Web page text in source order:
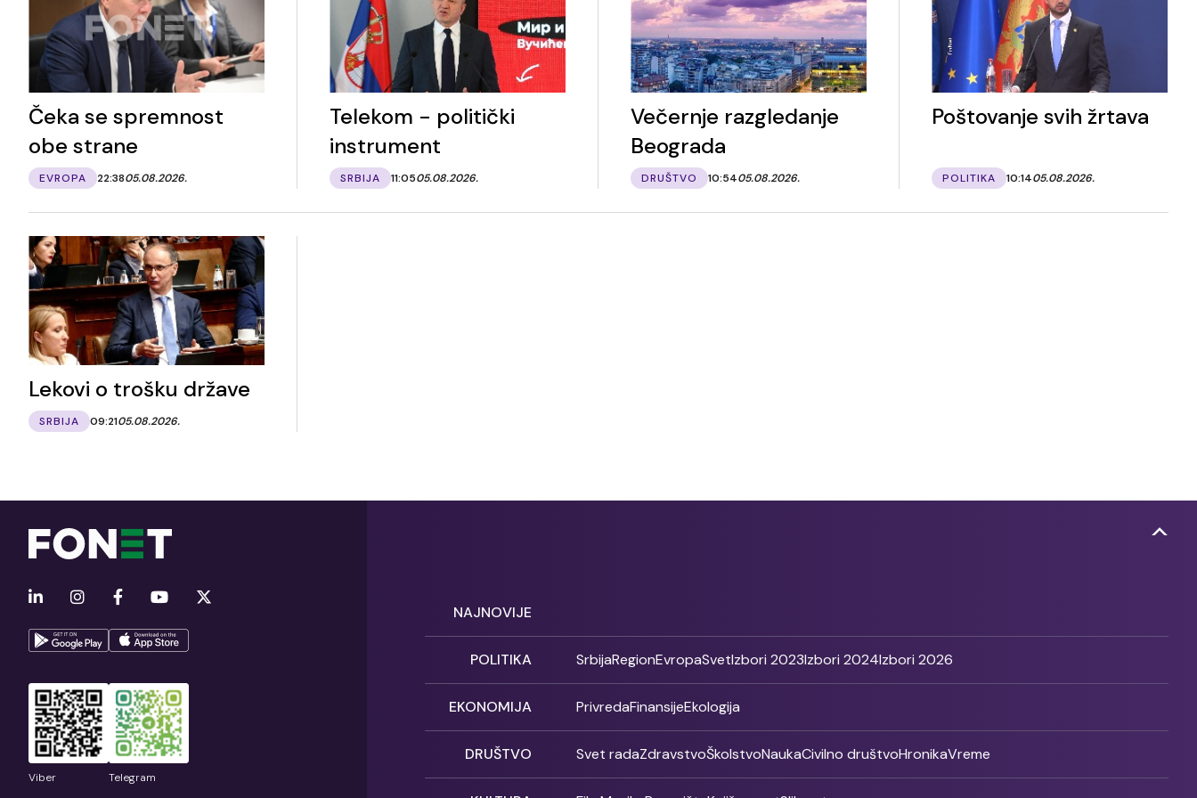
Čeka se spremnost
obe strane
EVROPA 22:3805.08.2026.
Telekom - politički
instrument
SRBIJA 11:0505.08.2026.
Večernje razgledanje
Beograda
DRUŠTVO 10:5405.08.2026.
Poštovanje svih žrtava
POLITIKA 10:1405.08.2026.
Lekovi o trošku države
SRBIJA 09:2105.08.2026.
Viber Telegram
NAJNOVIJE
POLITIKA SrbijaRegionEvropaSvetIzbori 2023Izbori 2024Izbori 2026
EKONOMIJA PrivredaFinansijeEkologija
DRUŠTVO Svet radaZdravstvoŠkolstvoNaukaCivilno društvoHronikaVreme